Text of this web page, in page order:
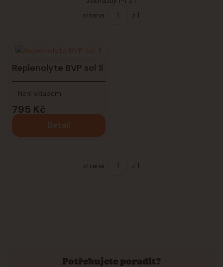
strana
z 1
Replenolyte BVP sol 1l
795 Kč
Není skladem
Detail
strana z 1
Potřebujete poradit?